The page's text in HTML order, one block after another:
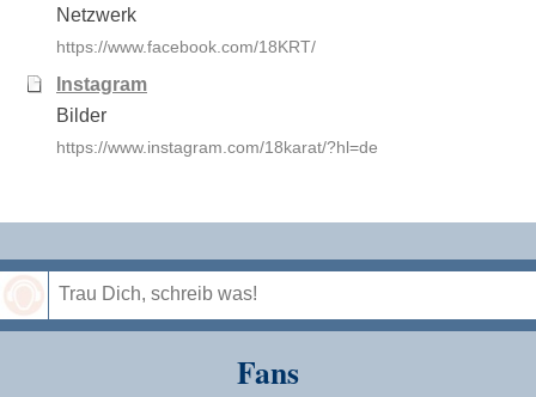
Netzwerk
https://www.facebook.com/18KRT/
Instagram
Bilder
https://www.instagram.com/18karat/?hl=de
Fans